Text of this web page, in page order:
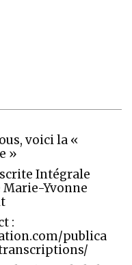
voici la «
»
Intégrale
Marie-Yvonne
:
publica